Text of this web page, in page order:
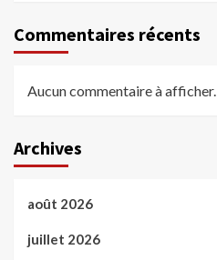
Commentaires récents
Aucun commentaire à afficher.
Archives
août 2026
juillet 2026